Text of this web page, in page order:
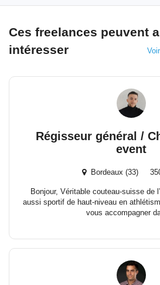
Ces freelances peuvent
intéresser
Régisseur général /
event
Bordeaux (33)
Bonjour, Véritable couteau-suisse de
aussi sportif de haut-niveau en
vous accompagner